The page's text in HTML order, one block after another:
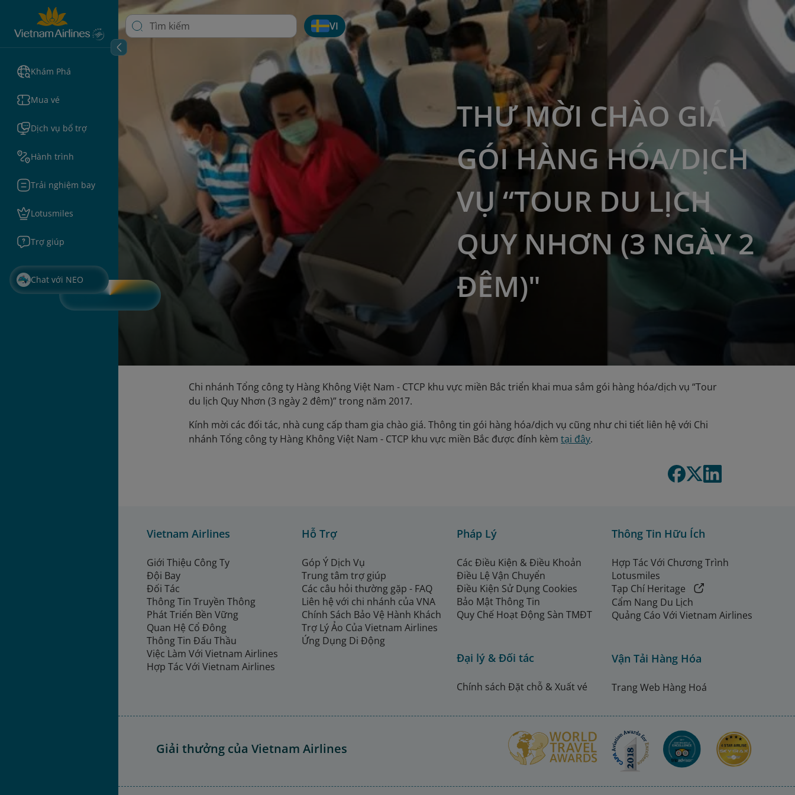
Khám Phá
Mua vé
Dịch vụ bổ trợ
Hành trình
Trải nghiệm bay
Lotusmiles
Trợ giúp
Chat với NEO
VI
THƯ MỜI CHÀO GIÁ
GÓI HÀNG HÓA/DỊCH
VỤ “TOUR DU LỊCH
QUY NHƠN (3 NGÀY 2
ĐÊM)"
Chi nhánh Tổng công ty Hàng Không Việt Nam - CTCP khu vực miền Bắc triển khai mua sắm gói hàng hóa/dịch vụ “Tour
du lịch Quy Nhơn (3 ngày 2 đêm)” trong năm 2017.
Kính mời các đối tác, nhà cung cấp tham gia chào giá. Thông tin gói hàng hóa/dịch vụ cũng như chi tiết liên hệ với Chi
nhánh Tổng công ty Hàng Không Việt Nam - CTCP khu vực miền Bắc được đính kèmtại đây.
Vietnam Airlines
Giới Thiệu Công Ty
Đội Bay
Đối Tác
Thông Tin Truyền Thông
Phát Triển Bền Vững
Quan Hệ Cổ Đông
Thông Tin Đấu Thầu
Việc Làm Với Vietnam Airlines
Hợp Tác Với Vietnam Airlines
Hỗ Trợ
Góp Ý Dịch Vụ
Trung tâm trợ giúp
Các câu hỏi thường gặp - FAQ
Liên hệ với chi nhánh của VNA
Chính Sách Bảo Vệ Hành Khách
Trợ Lý Ảo Của Vietnam Airlines
Ứng Dụng Di Động
Pháp Lý
Các Điều Kiện & Điều Khoản
Điều Lệ Vận Chuyển
Điều Kiện Sử Dụng Cookies
Bảo Mật Thông Tin
Quy Chế Hoạt Động Sàn TMĐT
Đại lý & Đối tác
Chính sách Đặt chỗ & Xuất vé
Thông Tin Hữu Ích
Hợp Tác Với Chương Trình
Lotusmiles
Tạp Chí Heritage
Cẩm Nang Du Lịch
Quảng Cáo Với Vietnam Airlines
Vận Tải Hàng Hóa
Trang Web Hàng Hoá
Giải thưởng của Vietnam Airlines